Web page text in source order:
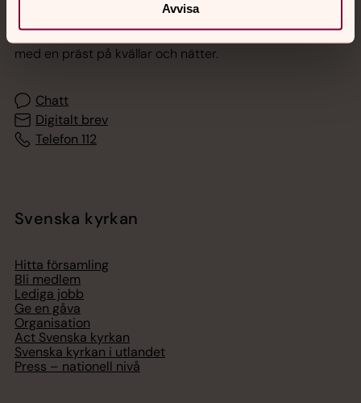
Avvisa
Akut samtals- och krisstöd. Prata eller chatta anonymt
med en präst på kvällar och nätter.
Chatt
Digitalt brev
Telefon 112
Svenska kyrkan
Hitta församling
Bli medlem
Lediga jobb
Ge en gåva
Organisation
Act Svenska kyrkan
Svenska kyrkan i utlandet
Press – nationell nivå